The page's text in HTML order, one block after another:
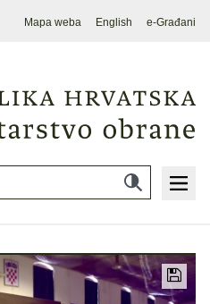
Mapa weba English e-Građani